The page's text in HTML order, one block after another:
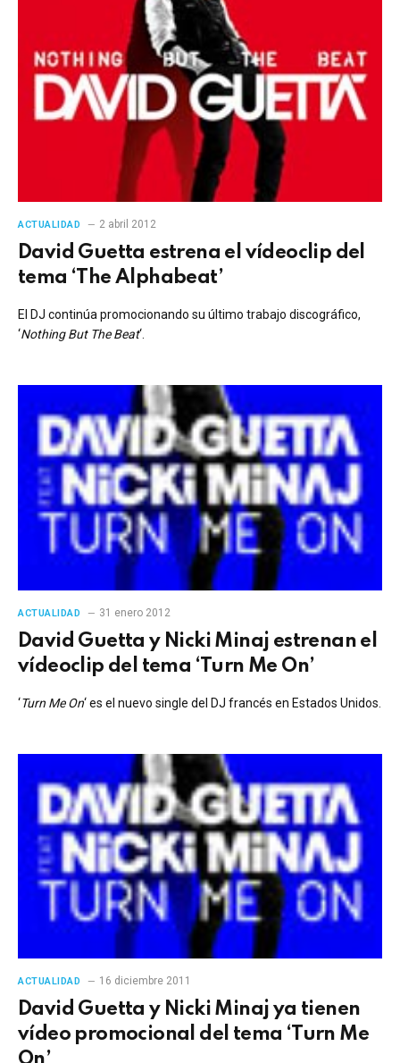
ACTUALIDAD 2 abril 2012
David Guetta estrena el vídeoclip del
tema ‘The Alphabeat’
El DJ continúa promocionando su último trabajo discográfico,
‘Nothing But The Beat‘.
ACTUALIDAD 31 enero 2012
David Guetta y Nicki Minaj estrenan el
vídeoclip del tema ‘Turn Me On’
‘Turn Me On‘ es el nuevo single del DJ francés en Estados Unidos.
ACTUALIDAD 16 diciembre 2011
David Guetta y Nicki Minaj ya tienen
vídeo promocional del tema ‘Turn Me